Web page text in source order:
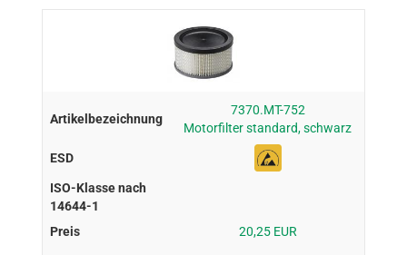
7370.MT-752
Motorfilter standard, schwarz
20,25 EUR